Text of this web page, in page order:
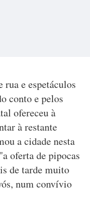
e espetáculos
conto e pelos
ofereceu à
à restante
a cidade nesta
oferta de pipocas
de tarde muito
num convívio